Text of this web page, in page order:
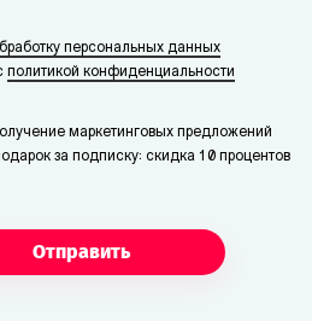
персональных данных
политикой конфиденциальности
маркетинговых предложений
за подписку: скидка 10 процентов
Отправить